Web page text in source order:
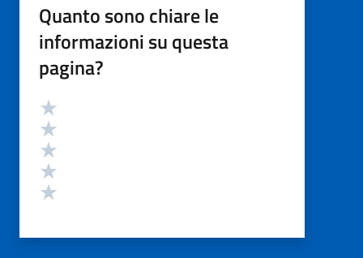
Quanto sono chiare le
informazioni su questa
pagina?
Valutazione